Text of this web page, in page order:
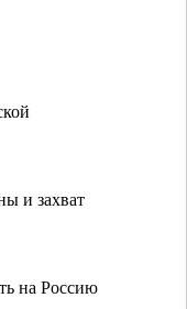
и захват
на Россию